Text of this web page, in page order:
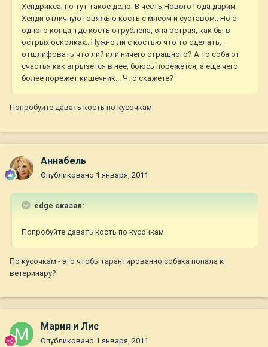
Хендрикса, но тут такое дело. В честь Нового Года дарим
Хенди отличную говяжью кость с мясом и суставом.. Но с
одного конца, где кость отрублена, она острая, как бы в
острых осколках.. Нужно ли с костью что то сделать,
отшлифовать что ли? или ничего страшного? А то соба от
счастья как вгрызется в нее, боюсь порежется, а еще чего
более порежет кишечник... Что скажете?
Попробуйте давать кость по кусочкам
Aннaбель
Опубликовано 1 января, 2011
edge сказал:
Попробуйте давать кость по кусочкам
По кусочкам - это чтобы гарантированно собака попала к
ветеринару?
Мария и Лис
Опубликовано 1 января, 2011